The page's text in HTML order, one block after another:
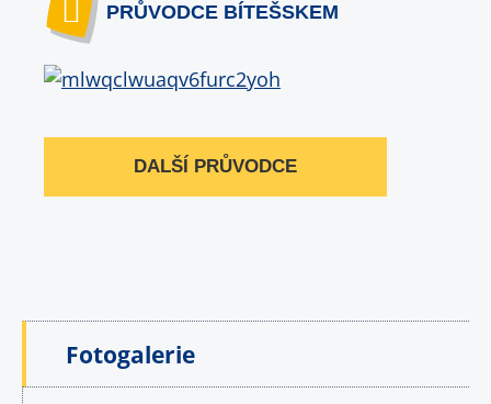
PRŮVODCE BÍTEŠSKEM
DALŠÍ PRŮVODCE
Fotogalerie